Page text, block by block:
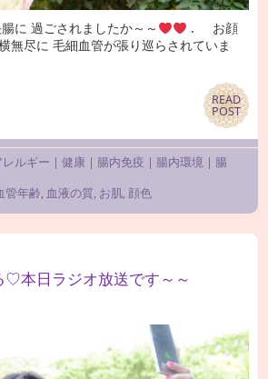
に 過ごされましたか～～
. お顔
無尽に 毛細血管が張り巡らされていま
READ
POST
READ
POST
レルギー | 健康 | 腸内免疫 | 腸内環境| 腸
管年齢, 血液の質, お肌, 顔色
♡本日ラジオ放送です～～